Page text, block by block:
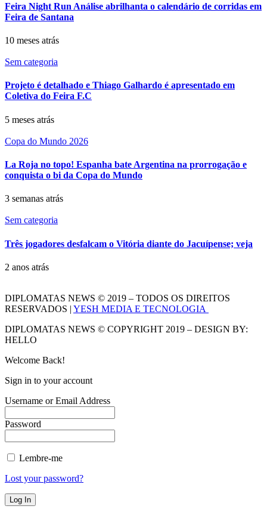
Feira Night Run Análise abrilhanta o calendário de corridas em
Feira de Santana
10 meses atrás
Sem categoria
Projeto é detalhado e Thiago Galhardo é apresentado em
Coletiva do Feira F.C
5 meses atrás
Copa do Mundo 2026
La Roja no topo! Espanha bate Argentina na prorrogação e
conquista o bi da Copa do Mundo
3 semanas atrás
Sem categoria
Três jogadores desfalcam o Vitória diante do Jacuípense; veja
2 anos atrás
DIPLOMATAS NEWS © 2019 – TODOS OS DIREITOS
RESERVADOS | YESH MEDIA E TECNOLOGIA
DIPLOMATAS NEWS © COPYRIGHT 2019 – DESIGN BY:
HELLO
Welcome Back!
Sign in to your account
Username or Email Address
Password
Lembre-me
Lost your password?